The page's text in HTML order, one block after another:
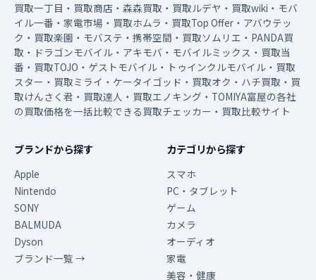
買取一丁目・買取商店・森森買取・買取ルデヤ・買取wiki・モバ
イル一番・家電市場・買取ホムラ・買取Top Offer・アバウテッ
ク・買取楽園・モバステ・携帯空間・買取ソムリエ・PANDA買
取・ドラゴンモバイル・アキモバ・モバイルミックス・買取当
番・買取TOJO・ゲストモバイル・トゥインクルモバイル・買取
スター・買取ミライ・ケータイゴッド・買取オク・ハチ買取・買
取けんさく君・買取達人・買取エノキング・TOMIYA富屋の各社
の買取価格を一括比較できる買取チェッカー・買取比較サイト
ブランドから探す
Apple
Nintendo
SONY
BALMUDA
Dyson
ブランド一覧 →
カテゴリから探す
スマホ
PC・タブレット
ゲーム
カメラ
オーディオ
家電
美容・健康